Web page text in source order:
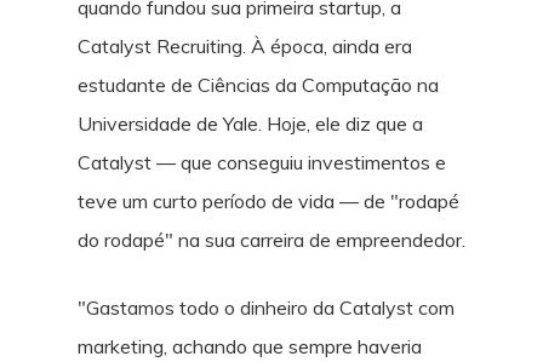
quando fundou sua primeira startup, a
Catalyst Recruiting. À época, ainda era
estudante de Ciências da Computação na
Universidade de Yale. Hoje, ele diz que a
Catalyst — que conseguiu investimentos e
teve um curto período de vida — de "rodapé
do rodapé" na sua carreira de empreendedor.
"Gastamos todo o dinheiro da Catalyst com
marketing, achando que sempre haveria